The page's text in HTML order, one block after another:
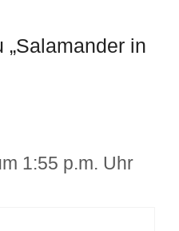
in
1:55 p.m. Uhr